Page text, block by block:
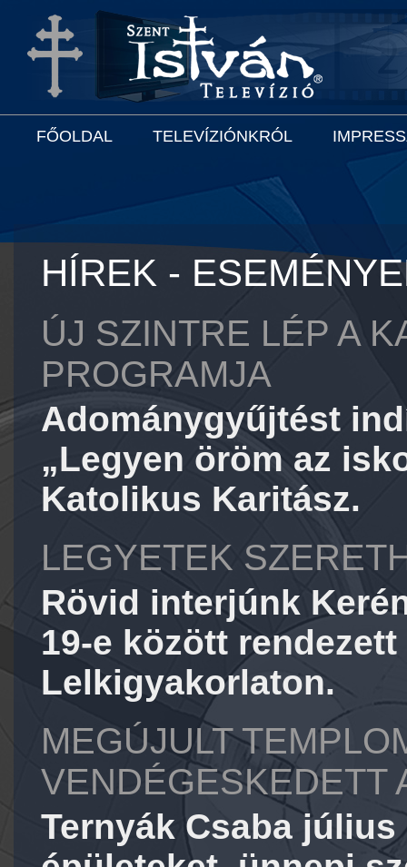
FŐOLDAL TELEVÍZIÓNKRÓL
HÍREK -
ÚJ SZINTRE LÉP A
PROGRAMJA
Adománygyűjtést
„Legyen öröm az
Katolikus Karitász.
LEGYETEK
Rövid interjúnk
19-e között
Lelkigyakorlaton.
MEGÚJULT
VENDÉGESKEDETT
Ternyák Csaba